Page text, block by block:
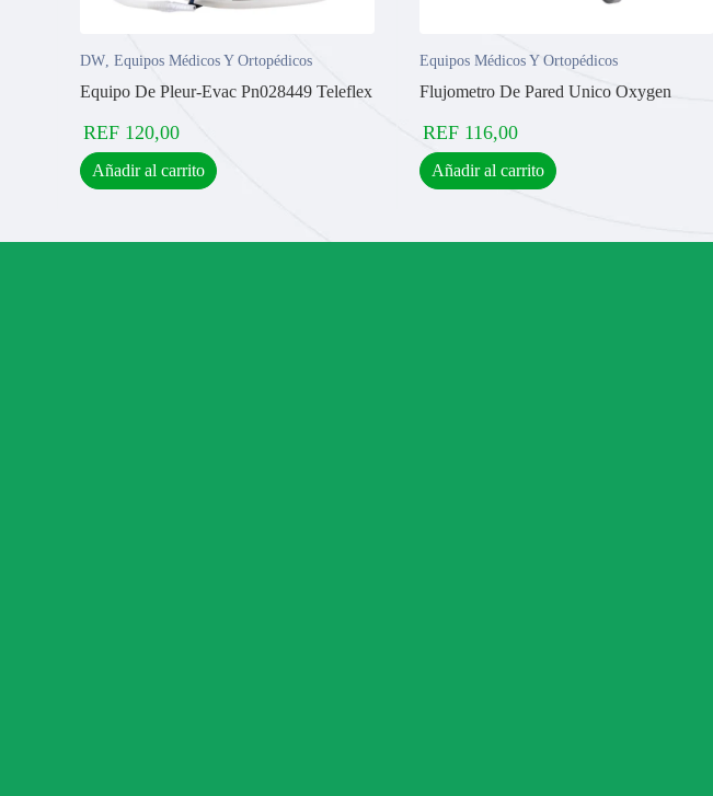
DW, Equipos Médicos Y Ortopédicos
Equipo De Pleur-Evac Pn028449 Teleflex
REF 120,00
Añadir al carrito
Equipos Médicos Y Ortopédicos
Flujometro De Pared Unico Oxygen
REF 116,00
Añadir al carrito